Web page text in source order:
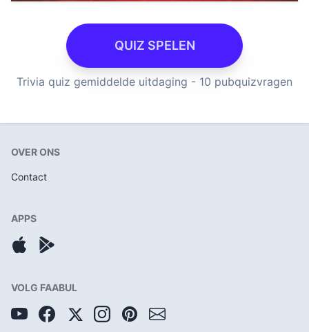
QUIZ SPELEN
Trivia quiz gemiddelde uitdaging - 10 pubquizvragen
OVER ONS
Contact
APPS
VOLG FAABUL